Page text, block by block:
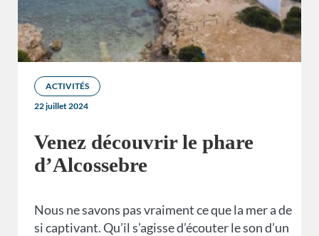
ACTIVITÉS
22 juillet 2024
Venez découvrir le phare
d’Alcossebre
Nous ne savons pas vraiment ce que la mer a de
si captivant. Qu’il s’agisse d’écouter le son d’un